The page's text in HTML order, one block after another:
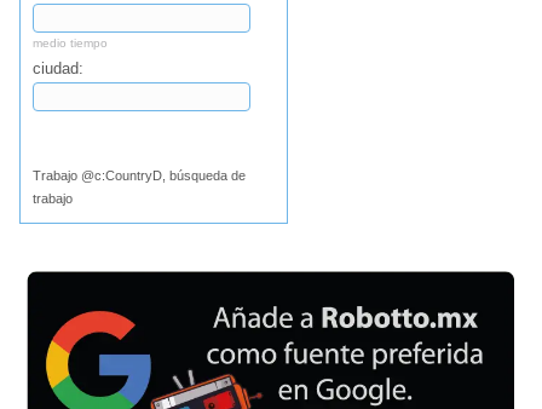
medio tiempo
ciudad:
Trabajo @c:CountryD, búsqueda de
trabajo